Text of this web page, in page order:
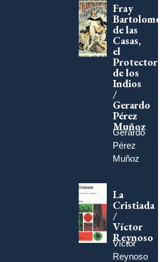
Fray
Bartolomé
de las
Casas,
el
Protector
de los
Indios
/
Gerardo
Pérez
Muñoz
Gerardo
Pérez
Muñoz
La
Cristiada
/
Víctor
Reynoso
Víctor
Reynoso